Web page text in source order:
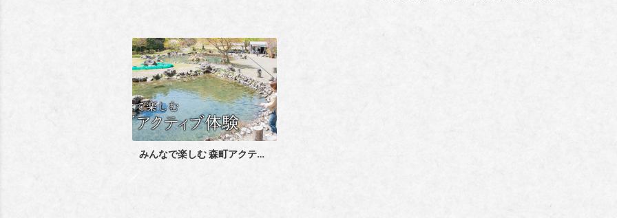
みんなで楽しむ 森町アクティブ体験